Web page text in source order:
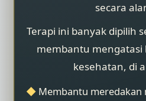
secara
Terapi ini banyak dipilih
membantu mengatasi
kesehatan, di
◆Membantu meredakan